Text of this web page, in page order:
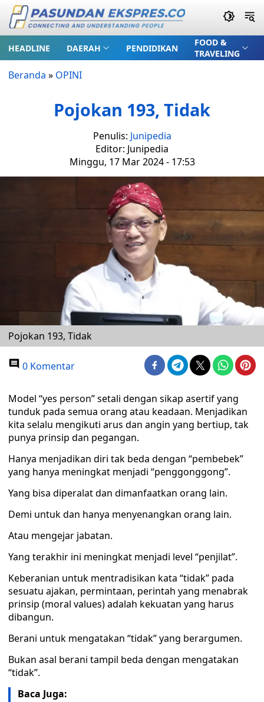
HEADLINE DAERAH PENDIDIKAN
FOOD &
TRAVELING
Beranda » OPINI
Pojokan 193, Tidak
Penulis: Junipedia
Editor: Junipedia
Minggu, 17 Mar 2024 - 17:53
Pojokan 193, Tidak
0 Komentar
Model “yes person” setali dengan sikap asertif yang
tunduk pada semua orang atau keadaan. Menjadikan
kita selalu mengikuti arus dan angin yang bertiup, tak
punya prinsip dan pegangan.
Hanya menjadikan diri tak beda dengan “pembebek”
yang hanya meningkat menjadi “penggonggong”.
Yang bisa diperalat dan dimanfaatkan orang lain.
Demi untuk dan hanya menyenangkan orang lain.
Atau mengejar jabatan.
Yang terakhir ini meningkat menjadi level “penjilat”.
Keberanian untuk mentradisikan kata “tidak” pada
sesuatu ajakan, permintaan, perintah yang menabrak
prinsip (moral values) adalah kekuatan yang harus
dibangun.
Berani untuk mengatakan “tidak” yang berargumen.
Bukan asal berani tampil beda dengan mengatakan
“tidak”.
Baca Juga: